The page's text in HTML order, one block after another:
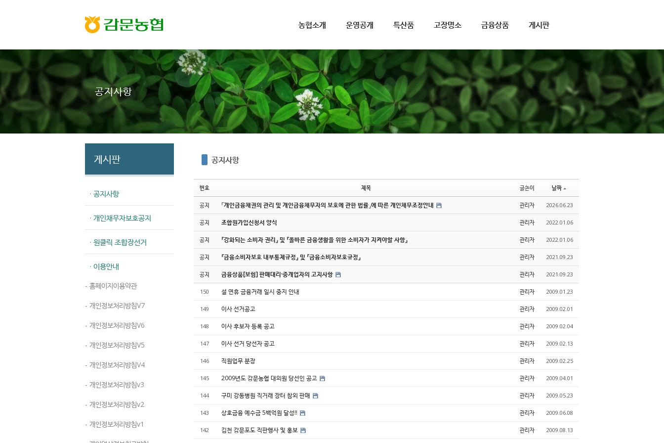
농협소개 운영공개 특산품 고장명소 금융상품 게시판
공지사항
게시판
· 공지사항
· 개인채무자보호공지
· 원클릭 조합장선거
· 이용안내
- 홈페이지이용약관
- 개인정보처리방침V7
- 개인정보처리방침V6
- 개인정보처리방침V5
- 개인정보처리방침V4
- 개인정보처리방침v3
- 개인정보처리방침v2
- 개인정보처리방침v1
공지사항
번호 제목 글쓴이 날짜
공지 「개인금융채권의 관리 및 개인금융채무자의 보호에 관한 법률」에 따른 개인채무조정안내 관리자 2026.06.23
공지 조합원가입신청서 양식 관리자 2022.01.06
공지 『강화되는 소비자 권리』 및 『올바른 금융생활을 위한 소비자가 지켜야할 사항』 관리자 2022.01.06
공지 『금융소비자보호 내부통제규정』 및 『금융소비자보호규정』 관리자 2021.09.23
공지 금융상품[보험] 판매대리·중개업자의 고지사항 관리자 2021.09.23
150 설 연휴 금융거래 일시 중지 안내 관리자 2009.01.23
149 이사 선거공고 관리자 2009.02.01
148 이사 후보자 등록 공고 관리자 2009.02.04
147 이사 선거 당선자 공고 관리자 2009.02.13
146 직원업무 분장 관리자 2009.02.25
145 2009년도 감문농협 대의원 당선인 공고 관리자 2009.04.01
144 구미 강동병원 직거래 장터 참외 판매 관리자 2009.05.23
143 상호금융 예수금 5백억원 달성!! 관리자 2009.06.08
142 김천 감문포도 직판행사 및 홍보 관리자 2009.08.13